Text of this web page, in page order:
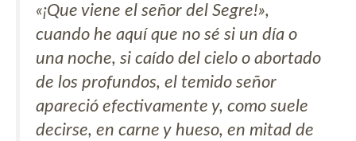
«¡Que viene el señor del Segre!»,
cuando he aquí que no sé si un día o
una noche, si caído del cielo o abortado
de los profundos, el temido señor
apareció efectivamente y, como suele
decirse, en carne y hueso, en mitad de